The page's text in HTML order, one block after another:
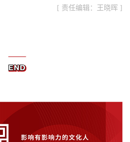
[ 责任编辑：王晓晖 ]